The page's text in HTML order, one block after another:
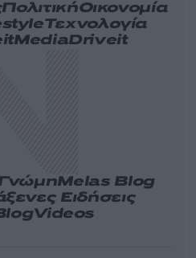
ΠολιτικήΟικονομία
Τεχνολογία
MediaDriveit
Melas Blog
Ειδήσεις
Videos